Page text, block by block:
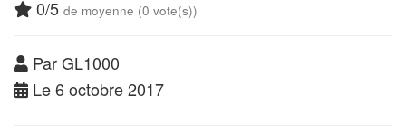
0/5 de moyenne (0 vote(s))
Par GL1000
Le 6 octobre 2017